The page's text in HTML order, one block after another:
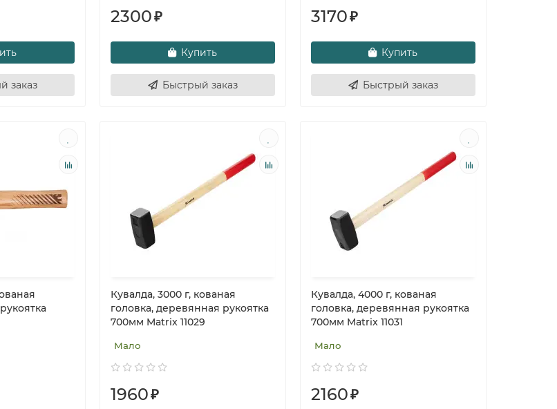
заказ
2300₽
Купить
Быстрый заказ
3170₽
Купить
Быстрый заказ
Кувалда, 3000 г, кованая
головка, деревянная рукоятка
700мм Matrix 11029
Мало
1960₽
Кувалда, 4000 г, кованая
головка, деревянная рукоятка
700мм Matrix 11031
Мало
2160₽